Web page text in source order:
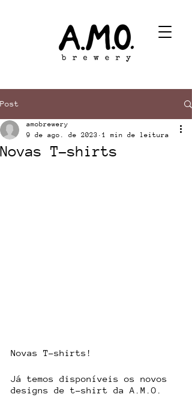
Post
Novas T-shirts
amobrewery
9 de ago. de 2023
1 min de leitura
Novas T-shirts!
Já temos disponíveis os novos
designs de t-shirt da A.M.O.